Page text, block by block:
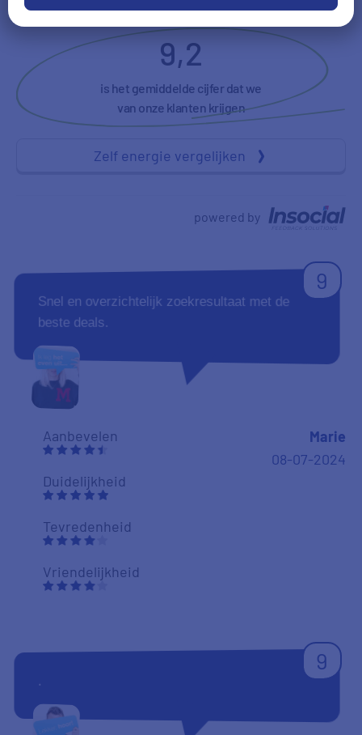
9,2
is het gemiddelde cijfer dat we
van onze klanten krijgen
Zelf energie vergelijken
powered by
9
Snel en overzichtelijk zoekresultaat met de
beste deals.
Aanbevelen
Duidelijkheid
Tevredenheid
Vriendelijkheid
Marie
08-07-2024
9
.